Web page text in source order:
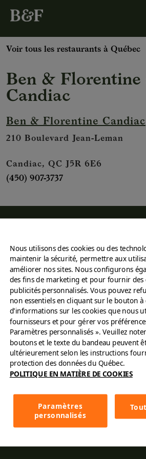
Voir tous les restaurants à Québec
Ben & Florentine
Candiac
Ben & Florentine Candiac
210 Boulevard Jean-Leman
Candiac, QC J5R 6E6
(450) 907-3737
À propos
Trouver un restaurant
Commandez en ligne
Carrières
Contactez-nous
Franchise
Cartes
Menu
Nous utilisons des cookies ou des
maintenir la sécurité, permettre aux
améliorer nos sites. Nous configurons
des fins de marketing et pour fournir des
publicités personnalisés. Vous pouvez
non essentiels en cliquant sur le bouton
d’informations sur les cookies que nous
fournisseurs et pour gérer vos
Paramètres personnalisés ». Veuillez
boutons et le texte du bandeau peuvent
ultérieurement selon les instructions
protection des données du Québec.
POLITIQUE EN MATIÈRE DE COOKIES
Paramètres
personnalisés